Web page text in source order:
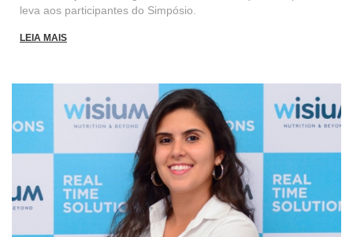
leva aos participantes do Simpósio.
LEIA MAIS